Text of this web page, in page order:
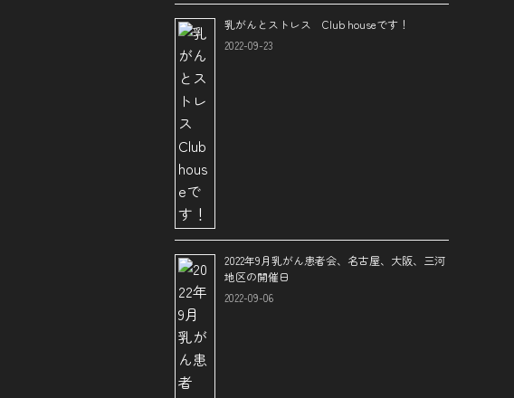
乳がんとストレス Club houseです！
2022-09-23
2022年9月乳がん患者会、名古屋、大阪、三河
地区の開催日
2022-09-06